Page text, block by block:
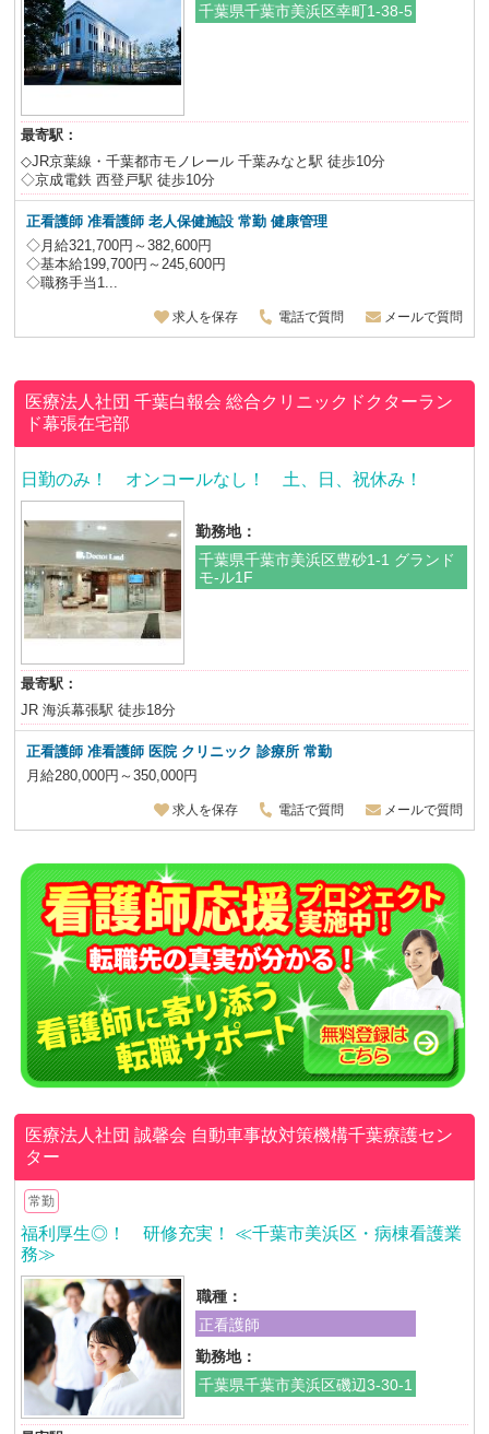
千葉県千葉市美浜区幸町1-38-5
最寄駅：
◇JR京葉線・千葉都市モノレール 千葉みなと駅 徒歩10分
◇京成電鉄 西登戸駅 徒歩10分
正看護師 准看護師 老人保健施設常勤 健康管理
◇月給321,700円～382,600円
◇基本給199,700円～245,600円
◇職務手当1...
求人を保存 電話で質問 メールで質問
医療法人社団 千葉白報会総合クリニックドクターラン
ド幕張在宅部
日勤のみ！ オンコールなし！ 土、日、祝休み！
勤務地：
千葉県千葉市美浜区豊砂1-1 グランド
モ-ル1F
最寄駅：
JR 海浜幕張駅 徒歩18分
正看護師 准看護師 医院 クリニック 診療所常勤
月給280,000円～350,000円
求人を保存 電話で質問 メールで質問
医療法人社団 誠馨会 自動車事故対策機構千葉療護セン
ター
常勤
福利厚生◎！ 研修充実！ ≪千葉市美浜区・病棟看護業
務≫
職種：
正看護師
勤務地：
千葉県千葉市美浜区磯辺3-30-1